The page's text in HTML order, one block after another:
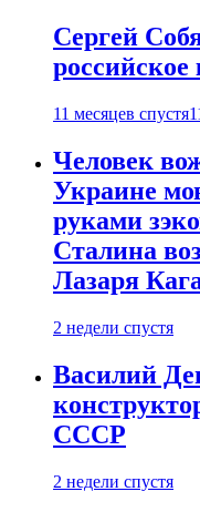
Сергей
российское
11 месяцев спустя
Человек
Украине
руками
Сталина
Лазаря
2 недели спустя
Василий
СССР
2 недели спустя